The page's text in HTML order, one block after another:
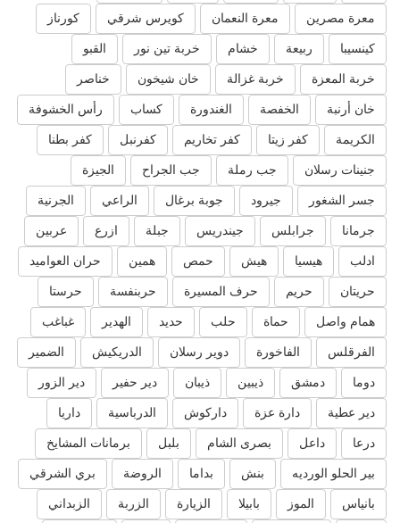
معرة مصرين معرة النعمان كويرس شرقي كورناز
كينسيبا ربيعة خشام خربة تين نور القبو
خربة المعزة خربة غزالة خان شيخون خناصر
خان أرنبة الخفصة الغندورة كساب رأس الخشوفة
الكريمة كفر زيتا كفر تخاريم كفرنبل كفر بطنا
جنينات رسلان جب رملة جب الجراح الجيزة
جسر الشغور جيرود جوبة برغال الراعي الجرنية
جرمانا جرابلس جيندريس جبلة ازرع عربين
ادلب هيسيا هيش حمص همين حران العواميد
حريتان حريم حرف المسيرة حربنفسة حرستا
همام واصل حماة حلب حديد الهدير غباغب
الفرقلس الفاخورة دوير رسلان الدريكيش الضمير
دوما دمشق ذيبين ذيبان دير حفير دير الزور
دير عطية دارة عزة داركوش الدرباسية داريا
درعا داعل بصرى الشام بلبل برمانات المشايخ
بير الحلو الورديه بنش بداما الروضة بري الشرقي
بانياس الموز بابيلا الزيارة الزربة الزبداني